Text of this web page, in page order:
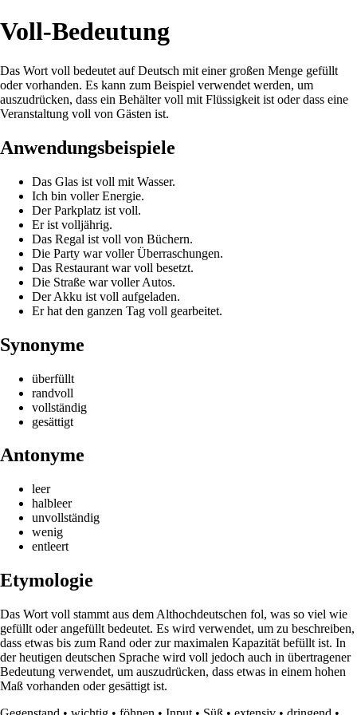
Voll-Bedeutung
Das Wort voll bedeutet auf Deutsch mit einer großen Menge gefüllt
oder vorhanden. Es kann zum Beispiel verwendet werden, um
auszudrücken, dass ein Behälter voll mit Flüssigkeit ist oder dass eine
Veranstaltung voll von Gästen ist.
Anwendungsbeispiele
Das Glas ist voll mit Wasser.
Ich bin voller Energie.
Der Parkplatz ist voll.
Er ist volljährig.
Das Regal ist voll von Büchern.
Die Party war voller Überraschungen.
Das Restaurant war voll besetzt.
Die Straße war voller Autos.
Der Akku ist voll aufgeladen.
Er hat den ganzen Tag voll gearbeitet.
Synonyme
überfüllt
randvoll
vollständig
gesättigt
Antonyme
leer
halbleer
unvollständig
wenig
entleert
Etymologie
Das Wort voll stammt aus dem Althochdeutschen fol, was so viel wie
gefüllt oder angefüllt bedeutet. Es wird verwendet, um zu beschreiben,
dass etwas bis zum Rand oder zur maximalen Kapazität befüllt ist. In
der heutigen deutschen Sprache wird voll jedoch auch in übertragener
Bedeutung verwendet, um auszudrücken, dass etwas in einem hohen
Maß vorhanden oder gesättigt ist.